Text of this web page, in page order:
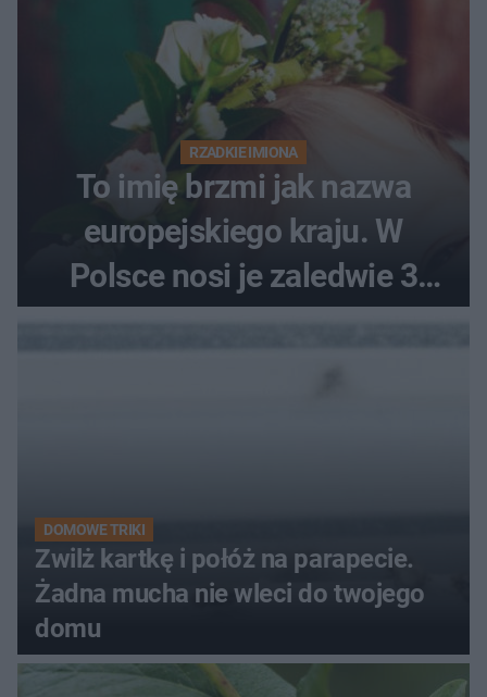
RZADKIE IMIONA
To imię brzmi jak nazwa
europejskiego kraju. W
Polsce nosi je zaledwie 3
DOMOWE TRIKI
Zwilż kartkę i połóż na parapecie.
Żadna mucha nie wleci do twojego
domu